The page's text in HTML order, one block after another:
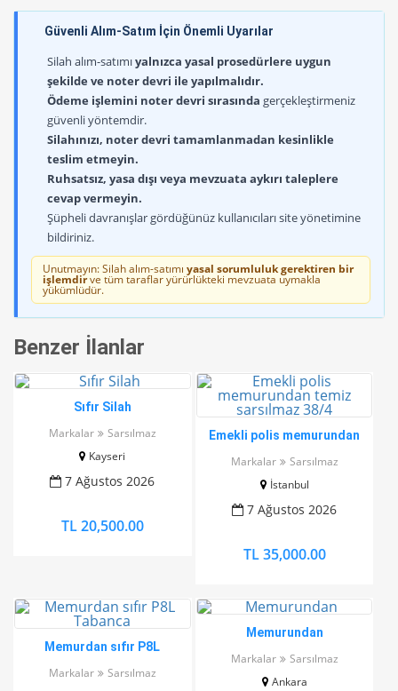
Güvenli Alım-Satım İçin Önemli Uyarılar
Silah alım-satımıyalnızca yasal prosedürlere uygun
şekilde ve noter devri ile yapılmalıdır.
Ödeme işlemini noter devri sırasında gerçekleştirmeniz
güvenli yöntemdir.
Silahınızı, noter devri tamamlanmadan kesinlikle
teslim etmeyin.
Ruhsatsız, yasa dışı veya mevzuata aykırı taleplere
cevap vermeyin.
Şüpheli davranışlar gördüğünüz kullanıcıları site yönetimine
bildiriniz.
Unutmayın: Silah alım-satımı yasal sorumluluk gerektiren bir
işlemdirve tüm taraflar yürürlükteki mevzuata uymakla
yükümlüdür.
Benzer İlanlar
Sıfır Silah
Markalar
Sarsılmaz
Kayseri
7 Ağustos 2026
TL 20,500.00
Emekli polis memurundan
Markalar
Sarsılmaz
İstanbul
7 Ağustos 2026
TL 35,000.00
Memurdan sıfır P8L
Markalar
Sarsılmaz
Memurundan
Markalar
Sarsılmaz
Ankara